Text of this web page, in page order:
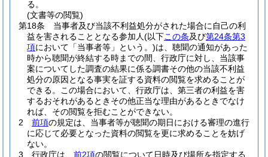
る。
(文書等の閲覧)
第18条
当事者及び当該不利益処分がされた場合に自己の利
益を害されることとなる参加人(以下この条及び第24条第3
項において「当事者等」という。)は、聴聞の通知があった
時から聴聞が終結する時までの間、行政庁に対し、当該事
案についてした調査の結果に係る調書その他の当該不利益
処分の原因となる事実を証する資料の閲覧を求めることが
できる。
この場合において、行政庁は、第三者の利益を害
するおそれがあるときその他正当な理由があるときでなけ
れば、その閲覧を拒むことができない。
2
前項の規定は、当事者等が聴聞の期日における審理の進行
に応じて必要となった資料の閲覧を更に求めることを妨げ
ない。
3
行政庁は、 前2項の閲覧について日時及び場所を指定する